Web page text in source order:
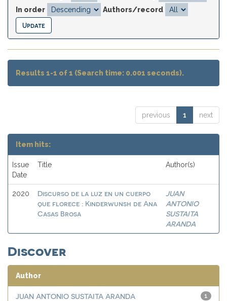
In order
Authors/record
Results 1-1 of 1 (Search time: 0.001 seconds).
previous 1 next
Item hits:
Issue
Date
Title Author(s)
2020
Discurso de la luz en un cuerpo
que florece : Kinderwunsh de Ana
Casas Brosa
JUAN
ANTONIO
SUSTAITA
ARANDA
Discover
Author
1
JUAN ANTONIO SUSTAITA ARANDA